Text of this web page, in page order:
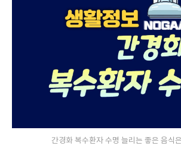
간경화 복수환자 수명 늘리는 좋은 음식